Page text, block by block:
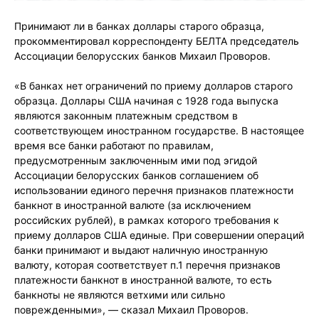
Принимают ли в банках доллары старого образца,
прокомментировал корреспонденту БЕЛТА председатель
Ассоциации белорусских банков Михаил Проворов.
«В банках нет ограничений по приему долларов старого
образца. Доллары США начиная с 1928 года выпуска
являются законным платежным средством в
соответствующем иностранном государстве. В настоящее
время все банки работают по правилам,
предусмотренным заключенным ими под эгидой
Ассоциации белорусских банков соглашением об
использовании единого перечня признаков платежности
банкнот в иностранной валюте (за исключением
российских рублей), в рамках которого требования к
приему долларов США единые. При совершении операций
банки принимают и выдают наличную иностранную
валюту, которая соответствует п.1 перечня признаков
платежности банкнот в иностранной валюте, то есть
банкноты не являются ветхими или сильно
поврежденными», — сказал Михаил Проворов.